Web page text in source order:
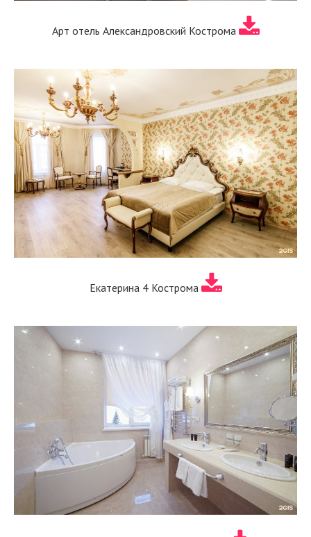
Арт отель Александровский Кострома
Екатерина 4 Кострома